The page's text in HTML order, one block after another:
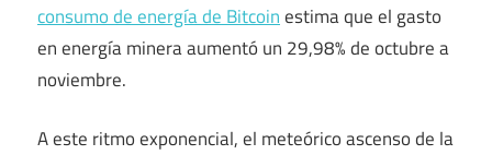
consumo de energía de Bitcoinestima que el gasto
en energía minera aumentó un 29,98% de octubre a
noviembre.
A este ritmo exponencial, el meteórico ascenso de la